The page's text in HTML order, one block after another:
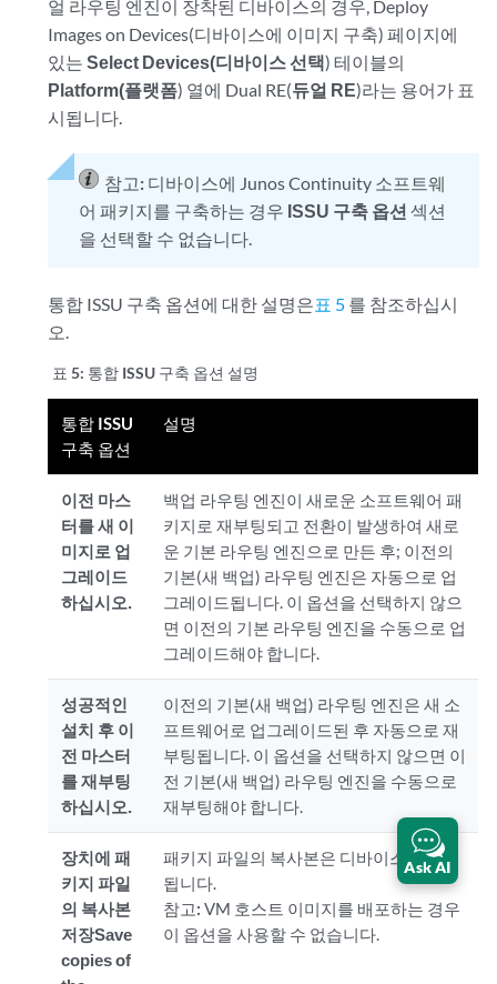
얼 라우팅 엔진이 장착된 디바이스의 경우, Deploy
Images on Devices(디바이스에 이미지 구축) 페이지에
있는Select Devices(디바이스 선택) 테이블의
Platform(플랫폼) 열에 Dual RE(듀얼 RE)라는 용어가 표
시됩니다.
참고: 디바이스에 Junos Continuity 소프트웨
어 패키지를 구축하는 경우 ISSU 구축 옵션 섹션
을 선택할 수 없습니다.
통합 ISSU 구축 옵션에 대한 설명은표 5 를 참조하십시
오.
표 5: 통합 ISSU 구축 옵션 설명
통합 ISSU
구축 옵션
설명
이전 마스
터를 새 이
미지로 업
그레이드
하십시오.
백업 라우팅 엔진이 새로운 소프트웨어 패
키지로 재부팅되고 전환이 발생하여 새로
운 기본 라우팅 엔진으로 만든 후; 이전의
기본(새 백업) 라우팅 엔진은 자동으로 업
그레이드됩니다. 이 옵션을 선택하지 않으
면 이전의 기본 라우팅 엔진을 수동으로 업
그레이드해야 합니다.
성공적인
설치 후 이
전 마스터
를 재부팅
하십시오.
이전의 기본(새 백업) 라우팅 엔진은 새 소
프트웨어로 업그레이드된 후 자동으로 재
부팅됩니다. 이 옵션을 선택하지 않으면 이
전 기본(새 백업) 라우팅 엔진을 수동으로
재부팅해야 합니다.
장치에 패
키지 파일
의 복사본
저장Save
copies of
패키지 파일의 복사본은 디바이스에 유지
됩니다.
참고: VM 호스트 이미지를 배포하는 경우
이 옵션을 사용할 수 없습니다.
Ask AI